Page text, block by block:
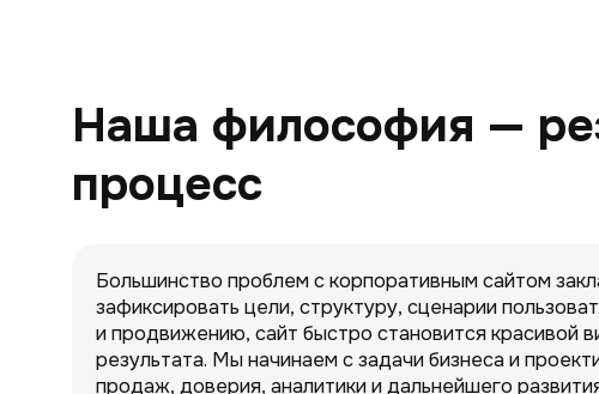
Наша философия —
процесс
Большинство проблем с корпоративным сайтом
зафиксировать цели, структуру, сценарии
и продвижению, сайт быстро становится красивой
результата. Мы начинаем с задачи бизнеса и
продаж, доверия, аналитики и дальнейшего